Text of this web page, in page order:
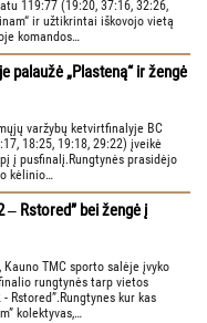
119:77 (19:20, 37:16, 32:26,
ir užtikrintai iškovojo vietą
komandos…
palaužė „Plasteną“ ir žengė
varžybų ketvirtfinalyje BC
18:25, 19:18, 29:22) įveikė
į pusfinalį.Rungtynės prasidėjo
kėlinio…
‒ Rstored” bei žengė į
TMC sporto salėje įvyko
rungtynės tarp vietos
- Rstored”.Rungtynes kur kas
kolektyvas,…